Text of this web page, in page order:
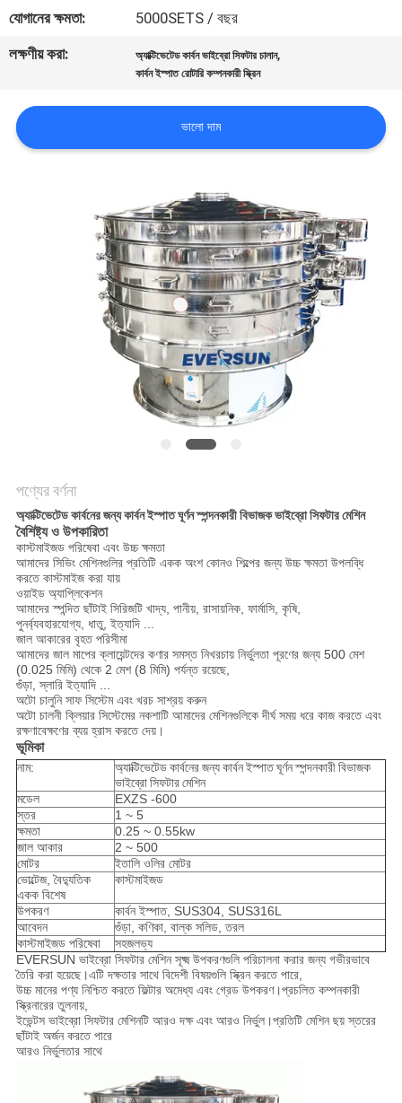
নিয়ন্ত্রণ
যোগাযোগ
উদ্ধৃতির
যোগানের ক্ষমতা:
5000SETS / বছর
লক্ষণীয় করা:
অ্যাক্টিভেটেড কার্বন ভাইব্রো সিফটার চালান,
কার্বন ইস্পাত রোটারি কম্পনকারী স্ক্রিন
ভালো দাম
পণ্যের বর্ণনা
অ্যাক্টিভেটেড কার্বনের জন্য কার্বন ইস্পাত ঘূর্ণন স্পন্দনকারী বিভাজক ভাইব্রো সিফটার মেশিন
বৈশিষ্ট্য ও উপকারিতা
কাস্টমাইজড পরিষেবা এবং উচ্চ ক্ষমতা
আমাদের সিভিং মেশিনগুলির প্রতিটি একক অংশ কোনও শিল্পের জন্য উচ্চ ক্ষমতা উপলব্ধি
করতে কাস্টমাইজ করা যায়
ওয়াইড অ্যাপ্লিকেশন
আমাদের স্পন্দিত ছাঁটাই সিরিজটি খাদ্য, পানীয়, রাসায়নিক, ফার্মাসি, কৃষি,
পুনর্ব্যবহারযোগ্য, ধাতু, ইত্যাদি ...
জাল আকারের বৃহত পরিসীমা
আমাদের জাল মাপের ক্লায়েন্টদের কণার সমস্ত নিখরচায় নির্ভুলতা পূরণের জন্য 500 মেশ
(0.025 মিমি) থেকে 2 মেশ (8 মিমি) পর্যন্ত রয়েছে,
গুঁড়া, স্লারি ইত্যাদি ...
অটো চালুনি সাফ সিস্টেম এবং খরচ সাশ্রয় করুন
অটো চালনী ক্লিয়ার সিস্টেমের নকশাটি আমাদের মেশিনগুলিকে দীর্ঘ সময় ধরে কাজ করতে এবং
রক্ষণাবেক্ষণের ব্যয় হ্রাস করতে দেয়।
ভূমিকা
নাম:
অ্যাক্টিভেটেড কার্বনের জন্য কার্বন ইস্পাত ঘূর্ণন স্পন্দনকারী বিভাজক
ভাইব্রো সিফটার মেশিন
মডেল
EXZS -600
স্তর
1 ~ 5
ক্ষমতা
0.25 ~ 0.55kw
জাল আকার
2 ~ 500
মোটর
ইতালি ওলির মোটর
ভোল্টেজ, বৈদ্যুতিক
একক বিশেষ
কাস্টমাইজড
উপকরণ
কার্বন ইস্পাত, SUS304, SUS316L
আবেদন
গুঁড়া, কণিকা, বাল্ক সলিড, তরল
কাস্টমাইজড পরিষেবা
সহজলভ্য
EVERSUN ভাইব্রো সিফটার মেশিন সূক্ষ্ম উপকরণগুলি পরিচালনা করার জন্য গভীরভাবে
তৈরি করা হয়েছে।এটি দক্ষতার সাথে বিদেশী বিষয়গুলি স্ক্রিন করতে পারে,
উচ্চ মানের পণ্য নিশ্চিত করতে ফিল্টার অমেধ্য এবং গ্রেড উপকরণ।প্রচলিত কম্পনকারী
স্ক্রিনারের তুলনায়,
ইভেন্টস ভাইব্রো সিফটার মেশিনটি আরও দক্ষ এবং আরও নির্ভুল।প্রতিটি মেশিন ছয় স্তরের
ছাঁটাই অর্জন করতে পারে
আরও নির্ভুলতার সাথে